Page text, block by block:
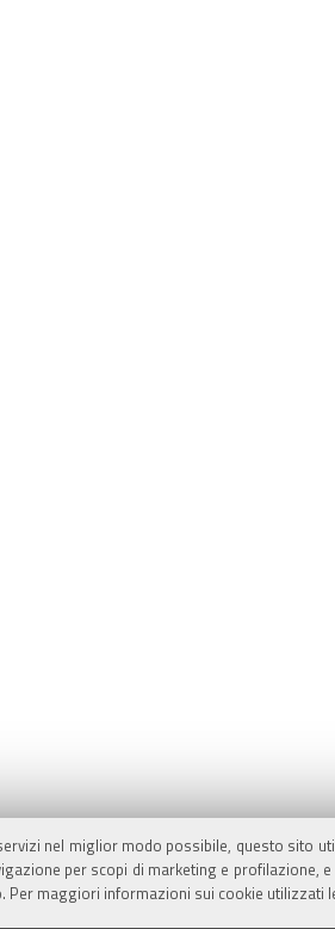
nel miglior modo possibile, questo sito
per scopi di marketing e
Per maggiori informazioni sui cookie utilizzati